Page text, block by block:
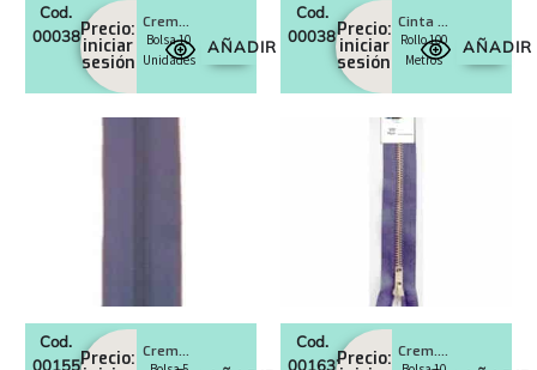
Cod.
0003814Precio:
iniciar
sesión
Cremalleras normales
Bolsa 10
Unidades
AÑADIR
Cod.
0003816Precio:
iniciar
sesión
Cinta continua cremalleras
Rollo 100
Metros
AÑADIR
Cod.
0015599Precio: Cremalleras mono
Cod.
0016379Precio: Crem. Cobre diente oro